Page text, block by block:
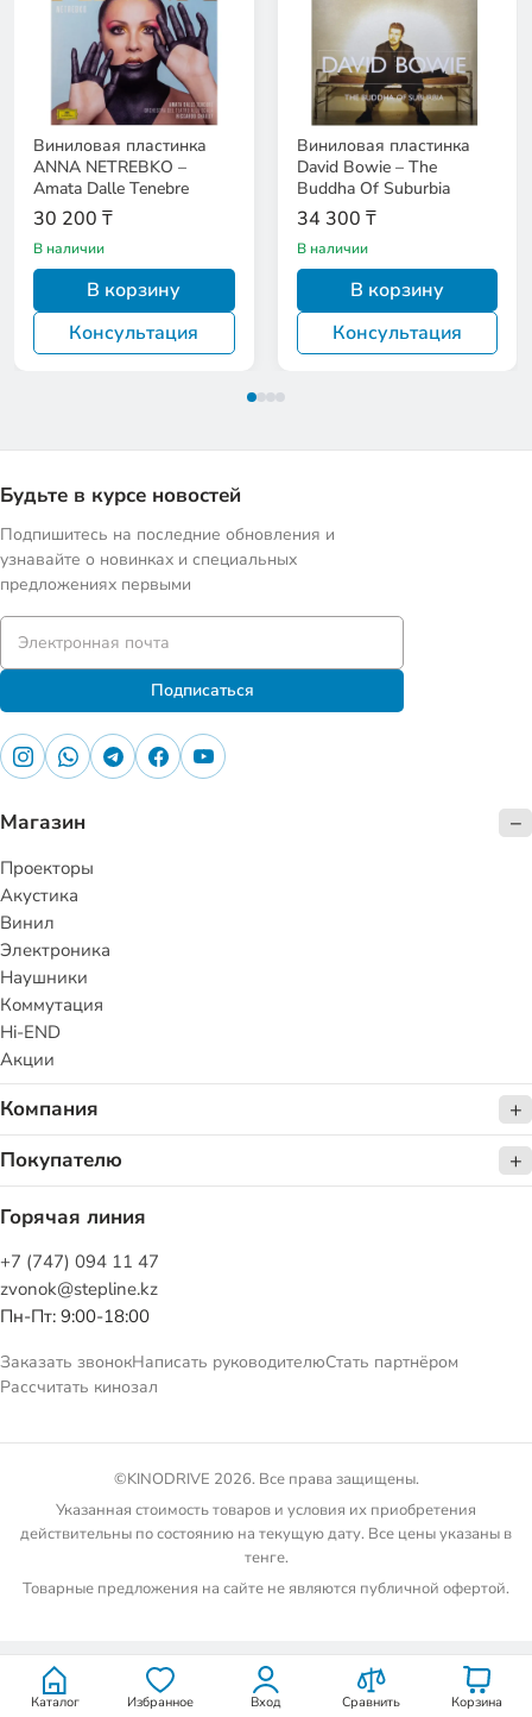
Каталог Избранное Вход Сравнить Корзина
Виниловая пластинка
ANNA NETREBKO –
Amata Dalle Tenebre
30 200 ₸
В наличии
В корзину
Консультация
Виниловая пластинка
David Bowie – The
Buddha Of Suburbia
34 300 ₸
В наличии
В корзину
Консультация
Будьте в курсе новостей
Подпишитесь на последние обновления и
узнавайте о новинках и специальных
предложениях первыми
Подписаться
Магазин
Проекторы
Акустика
Винил
Электроника
Наушники
Коммутация
Hi-END
Акции
Компания
Покупателю
Горячая линия
+7 (747) 094 11 47
zvonok@stepline.kz
Пн-Пт: 9:00-18:00
Заказать звонокНаписать руководителюСтать партнёром
Рассчитать кинозал
©KINODRIVE 2026. Все права защищены.
Указанная стоимость товаров и условия их приобретения
действительны по состоянию на текущую дату. Все цены указаны в
тенге.
Товарные предложения на сайте не являются публичной офертой.